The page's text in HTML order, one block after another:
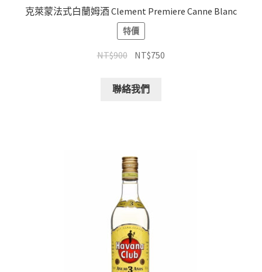
克萊蒙法式白蘭姆酒 Clement Premiere Canne Blanc
特價
NT$900 NT$750
聯絡我們